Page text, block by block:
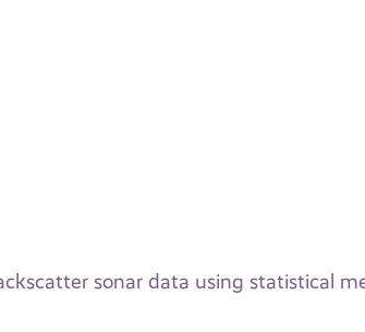
sonar data using statistical